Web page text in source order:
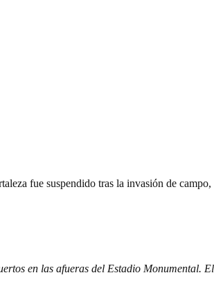
fue suspendido tras la invasión de
en las afueras del Estadio Monumental.